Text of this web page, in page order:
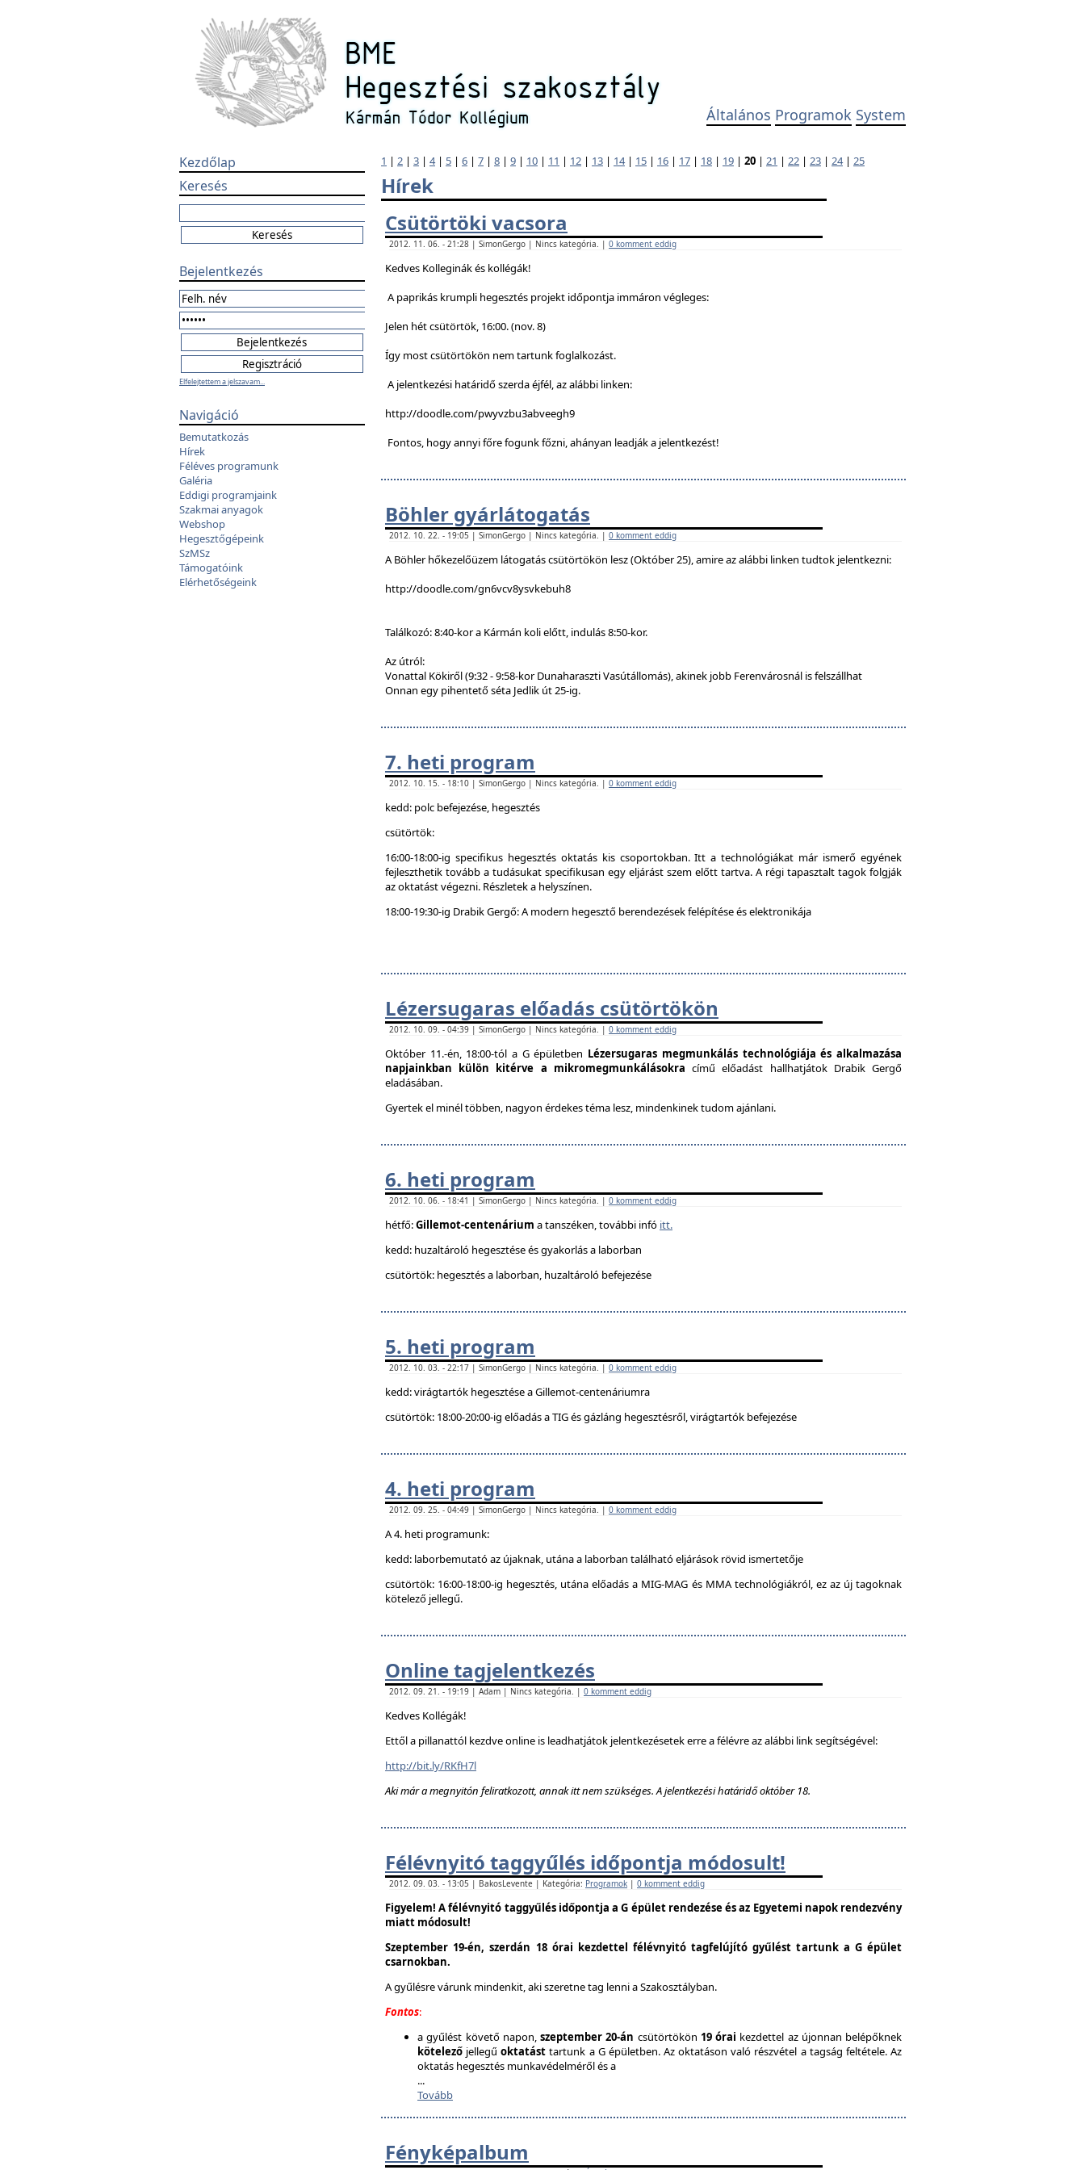
Általános Programok System
Kezdőlap
Keresés
Bejelentkezés
Elfelejtettem a jelszavam...
Navigáció
Bemutatkozás
Hírek
Féléves programunk
Galéria
Eddigi programjaink
Szakmai anyagok
Webshop
Hegesztőgépeink
SzMSz
Támogatóink
Elérhetőségeink
1 | 2 | 3 | 4| 5 | 6 | 7 | 8 | 9 | 10 | 11 | 12 | 13 | 14| 15 | 16 | 17 | 18 | 19 | 20 | 21 | 22 | 23 | 24| 25
Hírek
Csütörtöki vacsora
2012. 11. 06. - 21:28 | SimonGergo | Nincs kategória. | 0 komment eddig
Kedves Kolleginák és kollégák!
A paprikás krumpli hegesztés projekt időpontja immáron végleges:
Jelen hét csütörtök, 16:00. (nov. 8)
Így most csütörtökön nem tartunk foglalkozást.
A jelentkezési határidő szerda éjfél, az alábbi linken:
http://doodle.com/pwyvzbu3abveegh9
Fontos, hogy annyi főre fogunk főzni, ahányan leadják a jelentkezést!
Böhler gyárlátogatás
2012. 10. 22. - 19:05 | SimonGergo | Nincs kategória. | 0 komment eddig
A Böhler hőkezelőüzem látogatás csütörtökön lesz (Október 25), amire az alábbi linken tudtok jelentkezni:
http://doodle.com/gn6vcv8ysvkebuh8
Találkozó: 8:40-kor a Kármán koli előtt, indulás 8:50-kor.
Az útról:
Vonattal Kökiről (9:32 - 9:58-kor Dunaharaszti Vasútállomás), akinek jobb Ferenvárosnál is felszállhat
Onnan egy pihentető séta Jedlik út 25-ig.
7. heti program
2012. 10. 15. - 18:10 | SimonGergo | Nincs kategória. | 0 komment eddig
kedd: polc befejezése, hegesztés
csütörtök:
16:00-18:00-ig specifikus hegesztés oktatás kis csoportokban. Itt a technológiákat már ismerő egyének
fejleszthetik tovább a tudásukat specifikusan egy eljárást szem előtt tartva. A régi tapasztalt tagok folgják
az oktatást végezni. Részletek a helyszínen.
18:00-19:30-ig Drabik Gergő: A modern hegesztő berendezések felépítése és elektronikája
Lézersugaras előadás csütörtökön
2012. 10. 09. - 04:39 | SimonGergo | Nincs kategória. | 0 komment eddig
Október 11.-én, 18:00-tól a G épületben Lézersugaras megmunkálás technológiája és alkalmazása
napjainkban külön kitérve a mikromegmunkálásokracímű előadást hallhatjátok Drabik Gergő
eladásában.
Gyertek el minél többen, nagyon érdekes téma lesz, mindenkinek tudom ajánlani.
6. heti program
2012. 10. 06. - 18:41 | SimonGergo | Nincs kategória. | 0 komment eddig
hétfő:Gillemot-centenárium a tanszéken, további infó itt.
kedd: huzaltároló hegesztése és gyakorlás a laborban
csütörtök: hegesztés a laborban, huzaltároló befejezése
5. heti program
2012. 10. 03. - 22:17 | SimonGergo | Nincs kategória. | 0 komment eddig
kedd: virágtartók hegesztése a Gillemot-centenáriumra
csütörtök: 18:00-20:00-ig előadás a TIG és gázláng hegesztésről, virágtartók befejezése
4. heti program
2012. 09. 25. - 04:49 | SimonGergo | Nincs kategória. | 0 komment eddig
A 4. heti programunk:
kedd: laborbemutató az újaknak, utána a laborban található eljárások rövid ismertetője
csütörtök: 16:00-18:00-ig hegesztés, utána előadás a MIG-MAG és MMA technológiákról, ez az új tagoknak
kötelező jellegű.
Online tagjelentkezés
2012. 09. 21. - 19:19 | Adam | Nincs kategória. | 0 komment eddig
Kedves Kollégák!
Ettől a pillanattól kezdve online is leadhatjátok jelentkezésetek erre a félévre az alábbi link segítségével:
http://bit.ly/RKfH7l
Aki már a megnyitón feliratkozott, annak itt nem szükséges. A jelentkezési határidő október 18.
Félévnyitó taggyűlés időpontja módosult!
2012. 09. 03. - 13:05 | BakosLevente | Kategória: Programok | 0 komment eddig
Figyelem! A félévnyitó taggyűlés időpontja a G épület rendezése és az Egyetemi napok rendezvény
miatt módosult!
Szeptember 19-én, szerdán 18 órai kezdettel félévnyitó tagfelújító gyűlést tartunk a G épület
csarnokban.
A gyűlésre várunk mindenkit, aki szeretne tag lenni a Szakosztályban.
Fontos:
a gyűlést követő napon, szeptember 20-án csütörtökön 19 órai kezdettel az újonnan belépőknek
kötelező jellegűoktatásttartunk a G épületben. Az oktatáson való részvétel a tagság feltétele. Az
oktatás hegesztés munkavédelméről és a
...
Tovább
Fényképalbum